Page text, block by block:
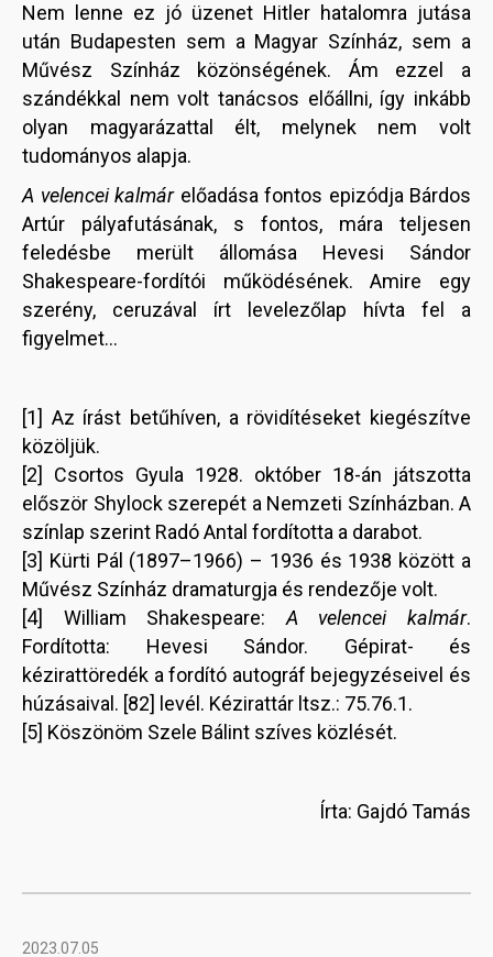
Nem lenne ez jó üzenet Hitler hatalomra jutása
után Budapesten sem a Magyar Színház, sem a
Művész Színház közönségének. Ám ezzel a
szándékkal nem volt tanácsos előállni, így inkább
olyan magyarázattal élt, melynek nem volt
tudományos alapja.
A velencei kalmárelőadása fontos epizódja Bárdos
Artúr pályafutásának, s fontos, mára teljesen
feledésbe merült állomása Hevesi Sándor
Shakespeare-fordítói működésének. Amire egy
szerény, ceruzával írt levelezőlap hívta fel a
figyelmet…
[1] Az írást betűhíven, a rövidítéseket kiegészítve
közöljük.
[2] Csortos Gyula 1928. október 18-án játszotta
először Shylock szerepét a Nemzeti Színházban. A
színlap szerint Radó Antal fordította a darabot.
[3] Kürti Pál (1897–1966) – 1936 és 1938 között a
Művész Színház dramaturgja és rendezője volt.
[4] William Shakespeare: A velencei kalmár.
Fordította: Hevesi Sándor. Gépirat- és
kézirattöredék a fordító autográf bejegyzéseivel és
húzásaival. [82] levél. Kézirattár ltsz.: 75.76.1.
[5] Köszönöm Szele Bálint szíves közlését.
Írta: Gajdó Tamás
2023.07.05